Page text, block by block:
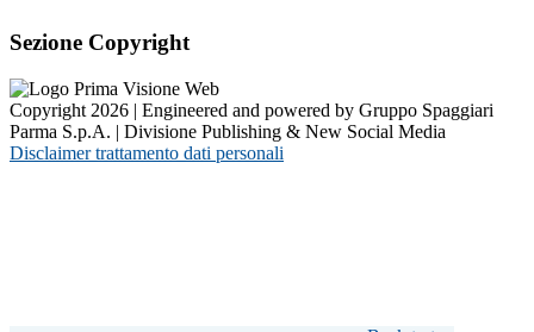
Sezione Copyright
Copyright 2026 | Engineered and powered by Gruppo Spaggiari
Parma S.p.A. | Divisione Publishing & New Social Media
Disclaimer trattamento dati personali